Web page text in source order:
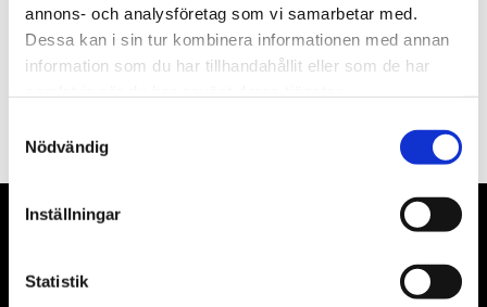
annons- och analysföretag som vi samarbetar med.
Dessa kan i sin tur kombinera informationen med annan
information som du har tillhandahållit eller som de har
Nödvändig
Inställningar
Statistik
PRENUMERERA
Våra främsta leverantörer är KS Tools verktyg, ATH billyftar